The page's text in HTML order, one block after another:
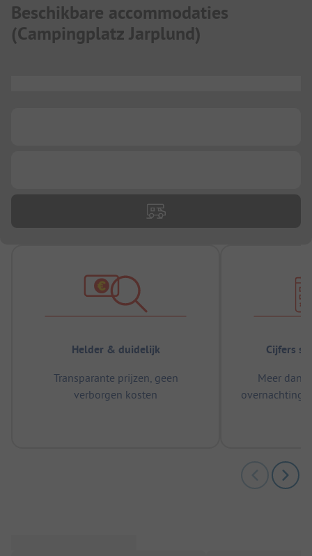
Beschikbare accommodaties
(Campingplatz Jarplund)
Helder & duidelijk
Transparante prijzen, geen
verborgen kosten
Cijfers
Meer dan